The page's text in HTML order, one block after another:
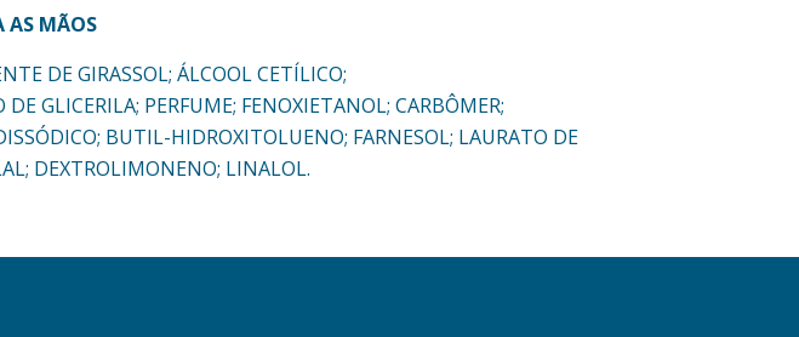
AS MÃOS
DE GIRASSOL; ÁLCOOL CETÍLICO;
GLICERILA; PERFUME; FENOXIETANOL; CARBÔMER;
BUTIL-HIDROXITOLUENO; FARNESOL; LAURATO DE
DEXTROLIMONENO; LINALOL.